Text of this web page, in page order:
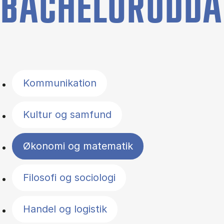
Kommunikation
Kultur og samfund
Økonomi og matematik
Filosofi og sociologi
Handel og logistik